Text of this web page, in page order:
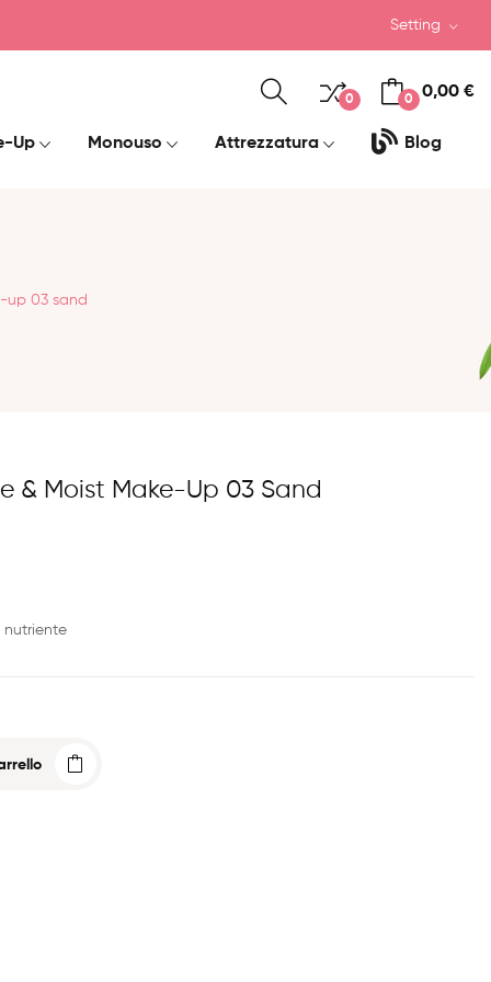
Setting
0 0,00 €
0
Up Monouso Attrezzatura Blog
up 03 sand
& Moist Make-Up 03 Sand
nutriente